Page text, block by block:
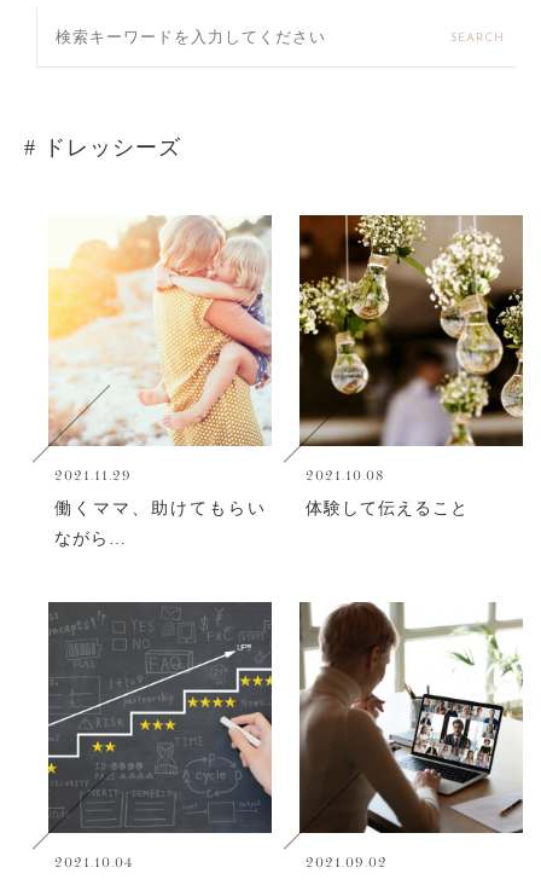
# ドレッシーズ
2021.11.29
働くママ、助けてもらい
ながら…
2021.10.08
体験して伝えること
2021.10.04 2021.09.02